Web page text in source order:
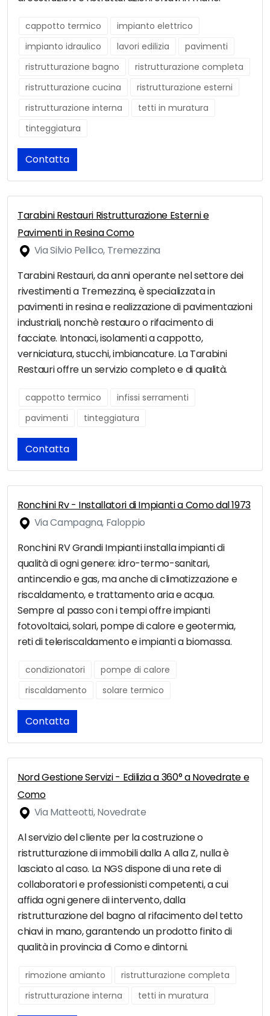
cappotto termico
impianto elettrico
impianto idraulico
lavori edilizia
pavimenti
ristrutturazione bagno
ristrutturazione completa
ristrutturazione cucina
ristrutturazione esterni
ristrutturazione interna
tetti in muratura
tinteggiatura
Contatta
Tarabini Restauri Ristrutturazione Esterni e
Pavimenti in Resina Como
Via Silvio Pellico, Tremezzina
Tarabini Restauri, da anni operante nel settore dei
rivestimenti a Tremezzina, è specializzata in
pavimenti in resina e realizzazione di pavimentazioni
industriali, nonchè restauro o rifacimento di
facciate. Intonaci, isolamenti a cappotto,
verniciatura, stucchi, imbiancature. La Tarabini
Restauri offre un servizio completo e di qualità.
cappotto termico
infissi serramenti
pavimenti
tinteggiatura
Contatta
Ronchini Rv - Installatori di Impianti a Como dal 1973
Via Campagna, Faloppio
Ronchini RV Grandi Impianti installa impianti di
qualità di ogni genere: idro-termo-sanitari,
antincendio e gas, ma anche di climatizzazione e
riscaldamento, e trattamento aria e acqua.
Sempre al passo con i tempi offre impianti
fotovoltaici, solari, pompe di calore e geotermia,
reti di teleriscaldamento e impianti a biomassa.
condizionatori
pompe di calore
riscaldamento
solare termico
Contatta
Nord Gestione Servizi - Edilizia a 360° a Novedrate e
Como
Via Matteotti, Novedrate
Al servizio del cliente per la costruzione o
ristrutturazione di immobili dalla A alla Z, nulla è
lasciato al caso. La NGS dispone di una rete di
collaboratori e professionisti competenti, a cui
affida ogni genere di intervento, dalla
ristrutturazione del bagno al rifacimento del tetto
chiavi in mano, garantendo un prodotto finito di
qualità in provincia di Como e dintorni.
rimozione amianto
ristrutturazione completa
ristrutturazione interna
tetti in muratura